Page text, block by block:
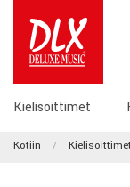
Kielisoittimet
Kotiin Kielisoittimet